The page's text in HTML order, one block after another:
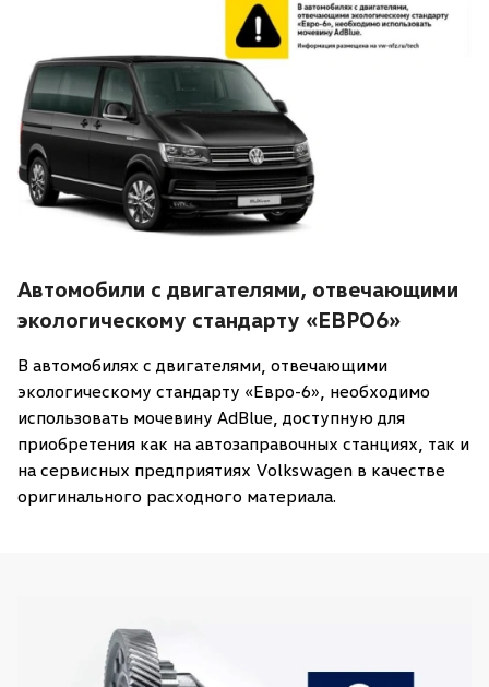
Автомобили с двигателями, отвечающими
экологическому стандарту «ЕВРО6»
В автомобилях с двигателями, отвечающими
экологическому стандарту «Евро-6», необходимо
использовать мочевину AdBlue, доступную для
приобретения как на автозаправочных станциях, так и
на сервисных предприятиях Volkswagen в качестве
оригинального расходного материала.